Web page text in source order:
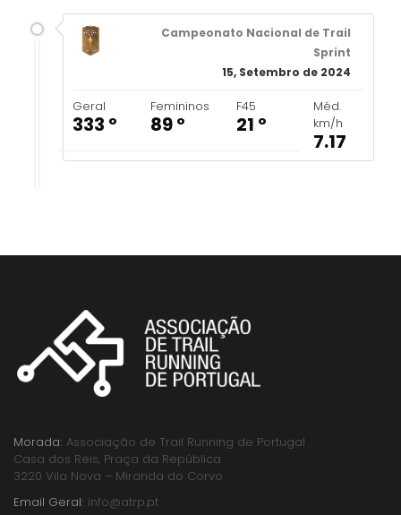
Campeonato Nacional de Trail
Sprint
15, Setembro de 2024
Geral
333 º
Femininos
89 º
F45
21 º
Méd.
km/h
7.17
Morada: Associação de Trail Running de Portugal
Casa dos Reis, Praça da República
3220 Vila Nova – Miranda do Corvo
Email Geral: info@atrp.pt